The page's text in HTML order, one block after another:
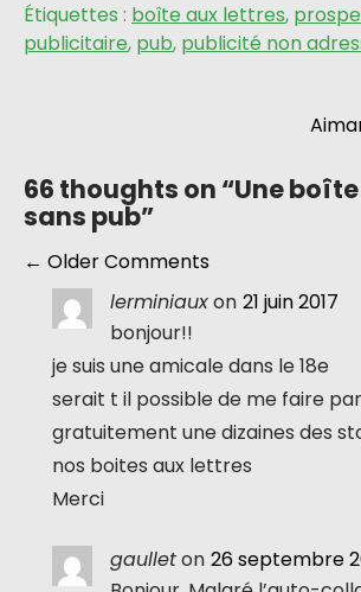
Étiquettes : boîte aux lettres,
publicitaire, pub, publicité non
navigation
66 thoughts on “Une
sans pub”
Comment
navigation
← Older Comments
lerminiauxon 21 juin 2017
bonjour!!
je suis une amicale dans le 18e
serait t il possible de me faire
gratuitement une dizaines des
nos boites aux lettres
Merci
gaulleton 26 septembre